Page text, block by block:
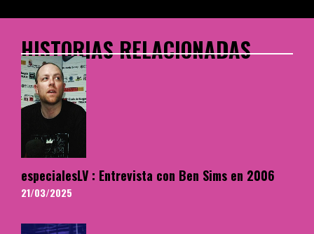
HISTORIAS RELACIONADAS
especialesLV : Entrevista con Ben Sims en 2006
21/03/2025